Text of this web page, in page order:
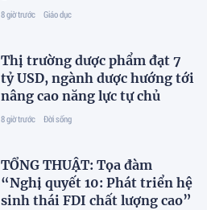
8 giờ trước Giáo dục
Thị trường dược phẩm đạt 7
tỷ USD, ngành dược hướng tới
nâng cao năng lực tự chủ
8 giờ trước Đời sống
TỔNG THUẬT: Tọa đàm
“Nghị quyết 10: Phát triển hệ
sinh thái FDI chất lượng cao”